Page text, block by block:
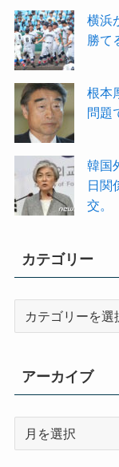
横浜
勝て
根本
問題
韓国
日関
交。
カテゴリー
リ
ー
アーカイブ